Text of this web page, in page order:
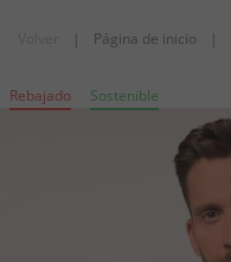
| Página de inicio |
Rebajado Sostenible